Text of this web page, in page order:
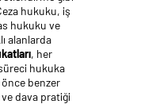
hukuku, iş
hukuku ve
alanlarda
, her
hukuka
benzer
dava pratiği